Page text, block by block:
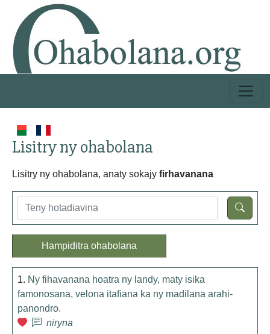
Lisitry ny ohabolana
Lisitry ny ohabolana, anaty sokajy firhavanana
Hampiditra ohabolana
1. Ny fihavanana hoatra ny landy, maty isika
famonosana, velona itafiana ka ny madilana arahi-
panondro.
niryna